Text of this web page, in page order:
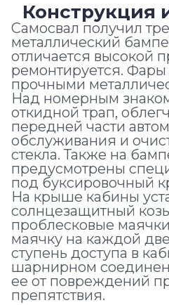
Конструкция
Самосвал получил
металлический
отличается высокой
ремонтируется.
прочными
Над номерным
откидной трап,
передней части
обслуживания и
стекла. Также на
предусмотрены
под буксировочный
На крыше кабины
солнцезащитный
проблесковые
маячку на каждой
ступень доступа в
шарнирном
ее от повреждений
препятствия.